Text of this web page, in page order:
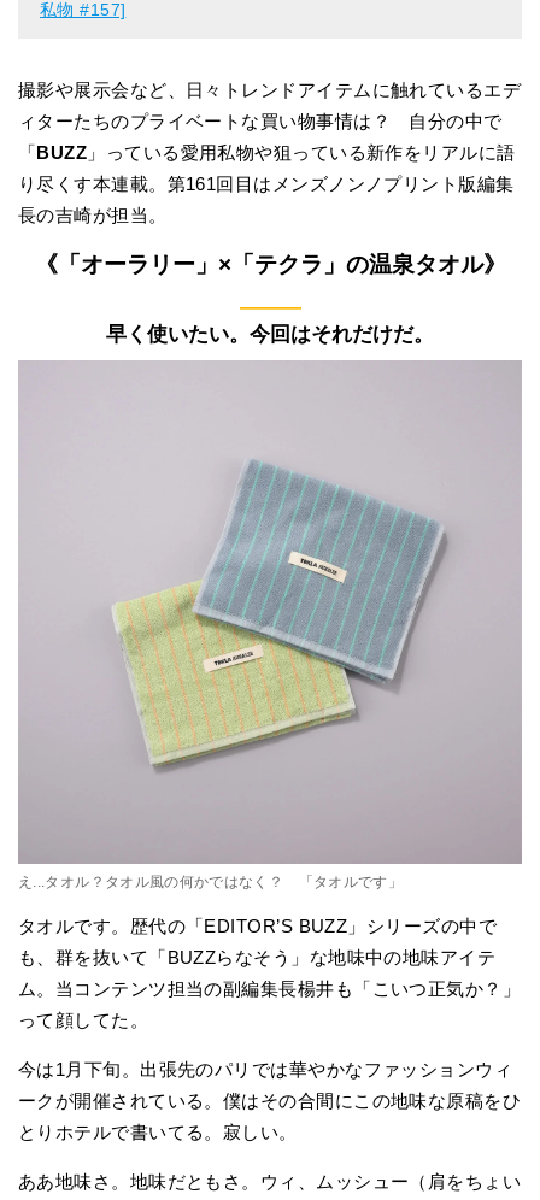
私物 #157]
撮影や展示会など、日々トレンドアイテムに触れているエデ
ィターたちのプライベートな買い物事情は？ 自分の中で
「BUZZ 」っている愛用私物や狙っている新作をリアルに語
り尽くす本連載。第161回目はメンズノンノプリント版編集
長の吉崎が担当。
《「オーラリー」×「テクラ」の温泉タオル》
———
早く使いたい。今回はそれだけだ。
え...タオル？タオル風の何かではなく？ 「タオルです」
タオルです。歴代の「EDITOR’S BUZZ」シリーズの中で
も、群を抜いて「BUZZらなそう」な地味中の地味アイテ
ム。当コンテンツ担当の副編集長楊井も「こいつ正気か？」
って顔してた。
今は1月下旬。出張先のパリでは華やかなファッションウィ
ークが開催されている。僕はその合間にこの地味な原稿をひ
とりホテルで書いてる。寂しい。
ああ地味さ。地味だともさ。ウィ、ムッシュー（肩をちょい